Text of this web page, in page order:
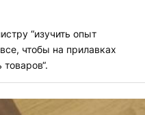
“изучить опыт
чтобы на прилавках